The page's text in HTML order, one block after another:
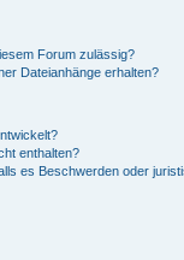
Forum zulässig?
Dateianhänge erhalten?
enthalten?
es Beschwerden oder